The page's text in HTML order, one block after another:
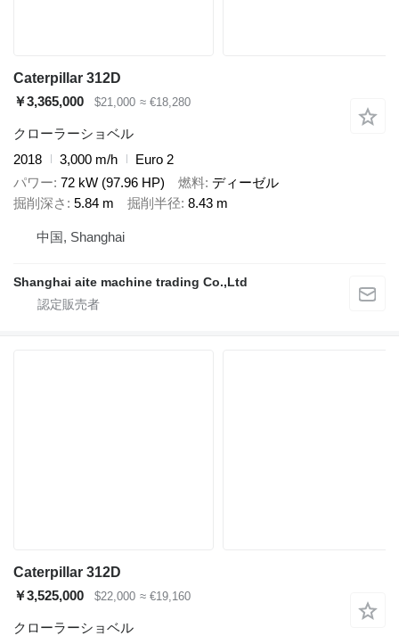
Caterpillar 312D
￥3,365,000
$21,000 ≈ €18,280
クローラーショベル
2018
3,000 m/h
Euro 2
パワー 72 kW (97.96 HP) 燃料 ディーゼル
掘削深さ
5.84 m 掘削半径 8.43 m
中国, Shanghai
Shanghai aite machine trading Co.,Ltd
Caterpillar 312D
￥3,525,000
$22,000 ≈ €19,160
クローラーショベル